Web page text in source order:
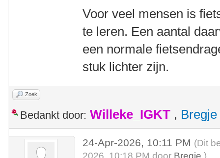
Voor veel mensen is
te leren. Een aantal
een normale
stuk lichter zijn.
Zoek
Bedankt door: Willeke_IGKT , Bregje
24-Apr-2026, 10:11 PM (Dit
2026, 10:18 PM door Bregje .)